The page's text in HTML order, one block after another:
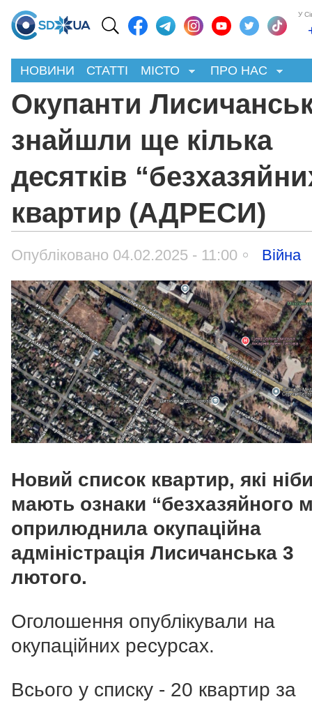
У
НОВИНИ СТАТТІ МІСТО ПРО НАС
Окупанти
знайшли ще кілька
десятків
квартир (АДРЕСИ)
Опубліковано 04.02.2025 - 11:00 Війна
Новий список квартир, які
мають ознаки “безхазяйного
оприлюднила окупаційна
адміністрація Лисичанська 3
лютого.
Оголошення опублікували на
окупаційних ресурсах.
Всього у списку - 20 квартир за